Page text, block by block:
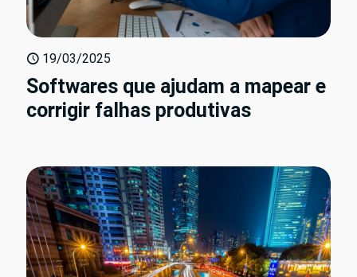
19/03/2025
Softwares que ajudam a mapear e
corrigir falhas produtivas